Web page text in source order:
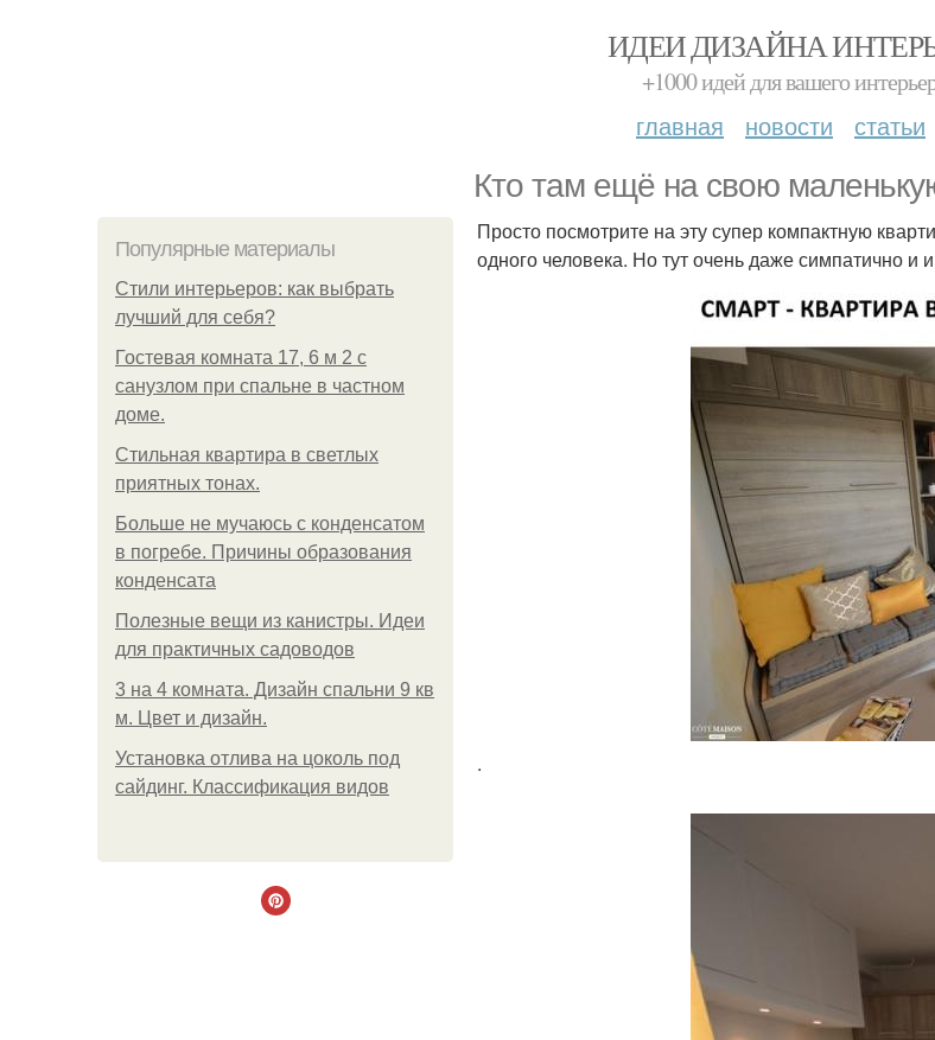
ИДЕИ ДИЗАЙНА
+1000 идей для вашего
главная новости статьи
Кто там ещё на свою
Популярные материалы
Стили интерьеров: как выбрать
лучший для себя?
Гостевая комната 17, 6 м 2 с
санузлом при спальне в частном
доме.
Стильная квартира в светлых
приятных тонах.
Больше не мучаюсь с конденсатом
в погребе. Причины образования
конденсата
Полезные вещи из канистры. Идеи
для практичных садоводов
3 на 4 комната. Дизайн спальни 9 кв
м. Цвет и дизайн.
Установка отлива на цоколь под
сайдинг. Классификация видов
Просто посмотрите на эту супер компактную
одного человека. Но тут очень даже симпатично
.